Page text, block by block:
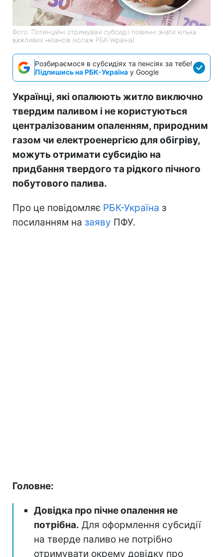
Фото: Потенційні отримувачі субсидії повинні знати кілька
важливих нюансів (колаж РБК-Україна)
Розбираємося в субсидіях та пенсіях за тебе!
Підпишись на РБК-Україна у Google
Українці, які опалюють житло виключно
твердим паливом і не користуються
централізованим опаленням, природним
газом чи електроенергією для обігріву,
можуть отримати субсидію на
придбання твердого та рідкого пічного
побутового палива.
Про це повідомляє РБК-Україна з
посиланням на заяву ПФУ.
Головне:
Довідка про пічне опалення не
потрібна. Для оформлення субсидії
на тверде паливо не потрібно
отримувати окрему довідку про